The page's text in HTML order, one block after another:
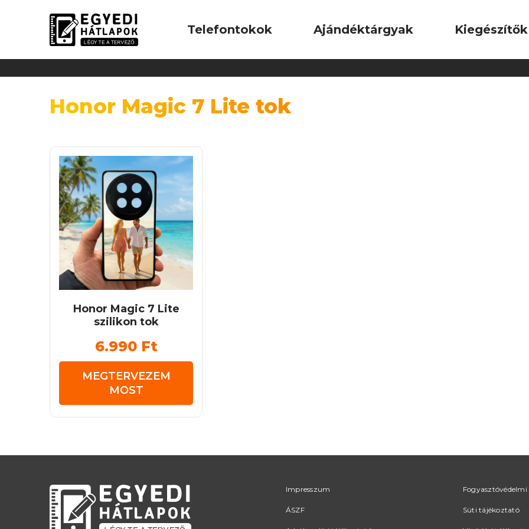
Telefontokok Ajándéktárgyak Kiegészítők
Honor Magic 7 Lite tok
Honor Magic 7 Lite
szilikon tok
6.990 Ft
MEGTERVEZEM
MOST
Impresszum
ÁSZF Süti tájékoztató